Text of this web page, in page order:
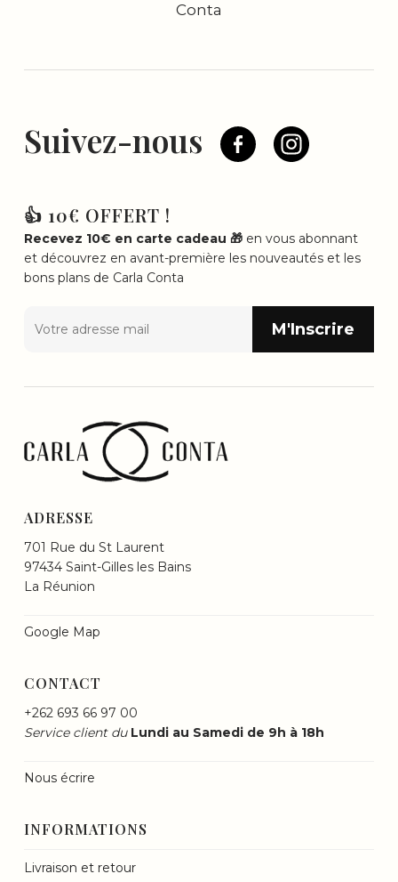
Conta
Suivez-nous
👍 10€ OFFERT !
Recevez 10€ en carte cadeau 🎁en vous abonnant
et découvrez en avant-première les nouveautés et les
bons plans de Carla Conta
ADRESSE
701 Rue du St Laurent
97434 Saint-Gilles les Bains
La Réunion
Google Map
CONTACT
+262 693 66 97 00
Service client du Lundi au Samedi de 9h à 18h
Nous écrire
INFORMATIONS
Livraison et retour